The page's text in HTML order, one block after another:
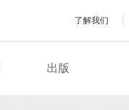
了解我们
出版